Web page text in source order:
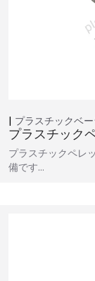
プラスチックベ
プラスチック
プラスチックペレ
備です…